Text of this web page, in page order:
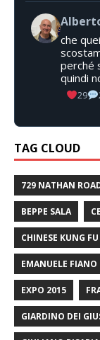
che
perché
quindi
29
TAG CLOUD
729 NATHAN
BEPPE SALA
CHINESE KUNG FU
EMANUELE FIANO
EXPO 2015
GIARDINO DEI